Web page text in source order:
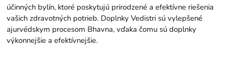
účinných bylín, ktoré poskytujú prirodzené a efektívne riešenia
vašich zdravotných potrieb. Doplnky Vedistri sú vylepšené
ajurvédskym procesom Bhavna, vďaka čomu sú doplnky
výkonnejšie a efektívnejšie.